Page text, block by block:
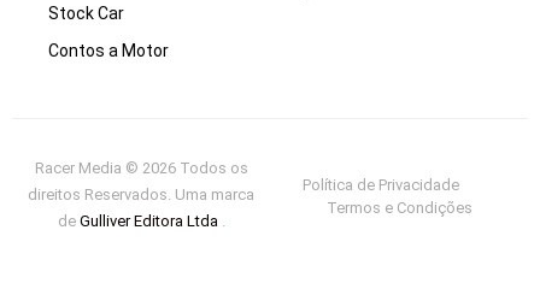
Stock Car
Contos a Motor
Racer Media © 2026 Todos os
direitos Reservados. Uma marca
de Gulliver Editora Ltda
Política de Privacidade
Termos e Condições